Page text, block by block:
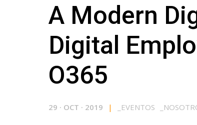
A Modern
Digital
O365
29 · OCT · 2019 | EVENTOS